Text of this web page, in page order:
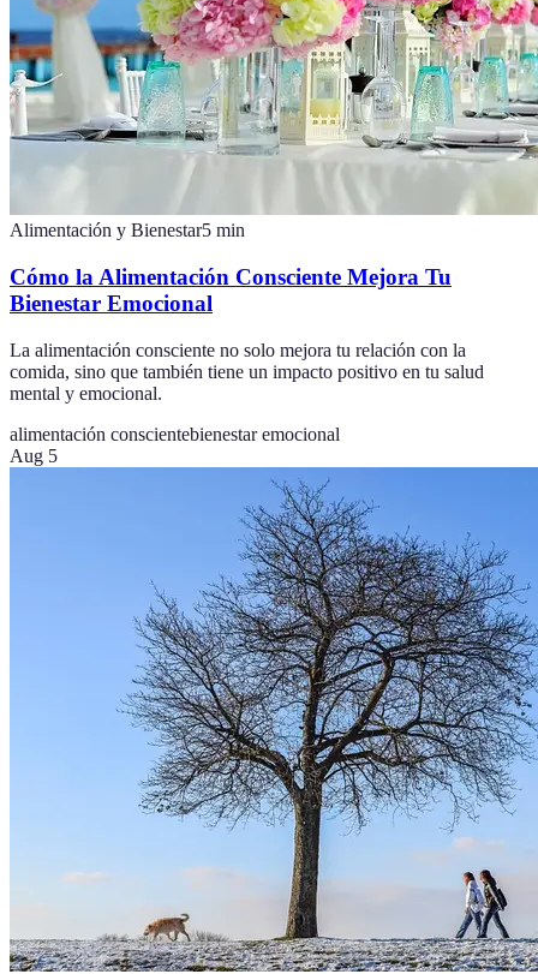
Alimentación y Bienestar5 min
Cómo la Alimentación Consciente Mejora Tu
Bienestar Emocional
La alimentación consciente no solo mejora tu relación con la
comida, sino que también tiene un impacto positivo en tu salud
mental y emocional.
alimentación conscientebienestar emocional
Aug 5